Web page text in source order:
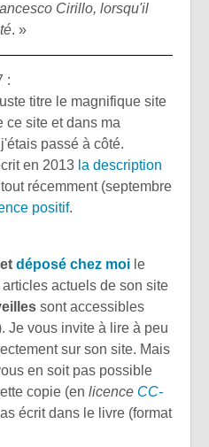
Cirillo, lorsqu'il
. »
:
titre le magnifique site
ce site et dans ma
passé à côté.
en 2013 la description
récemment (septembre
positif.
déposé chez moi le
actuels de son site
sont accessibles
Je vous invite à lire à peu
sur son site. Mais
en soit pas possible
copie (en licence CC-
écrit dans le livre (format